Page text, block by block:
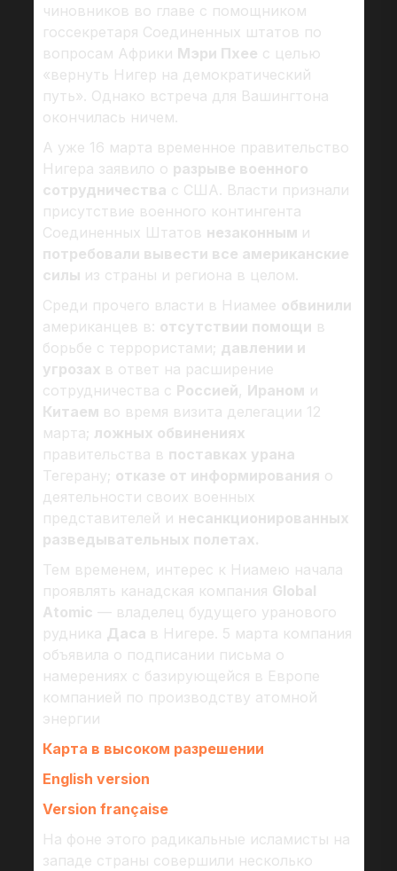
чиновников во главе с помощником
госсекретаря Cоединенных штатов по
вопросам Африки Мэри Пхее с целью
«вернуть Нигер на демократический
путь». Однако встреча для Вашингтона
окончилась ничем.
А уже 16 марта временное правительство
Нигера заявило о разрыве военного
сотрудничества с США. Власти признали
присутствие военного контингента
Соединенных Штатов незаконным и
потребовали вывести все американские
силы из страны и региона в целом.
Среди прочего власти в Ниамее обвинили
американцев в: отсутствии помощи в
борьбе с террористами; давлении и
угрозах в ответ на расширение
сотрудничества с Россией, Ираном и
Китаем во время визита делегации 12
марта; ложных обвинениях
правительства в поставках урана
Тегерану; отказе от информирования о
деятельности своих военных
представителей и несанкционированных
разведывательных полетах.
Тем временем, интерес к Ниамею начала
проявлять канадская компания Global
Atomic — владелец будущего уранового
рудника Даса в Нигере. 5 марта компания
объявила о подписании письма о
намерениях с базирующейся в Европе
компанией по производству атомной
энергии
Карта в высоком разрешении
English version
Version française
На фоне этого радикальные исламисты на
западе страны совершили несколько